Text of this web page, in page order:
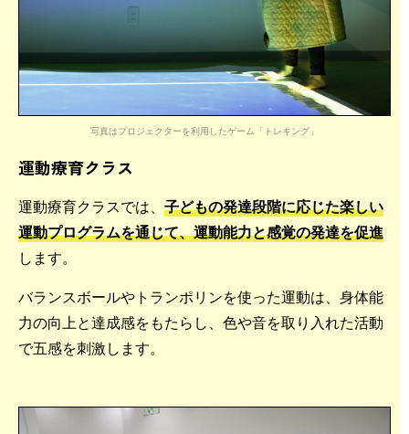
写真はプロジェクターを利用したゲーム「トレキング」
運動療育クラス
運動療育クラスでは、 子どもの発達段階に応じた楽しい
運動プログラムを通じて、運動能力と感覚の発達を促進
します。
バランスボールやトランポリンを使った運動は、身体能
力の向上と達成感をもたらし、色や音を取り入れた活動
で五感を刺激します。